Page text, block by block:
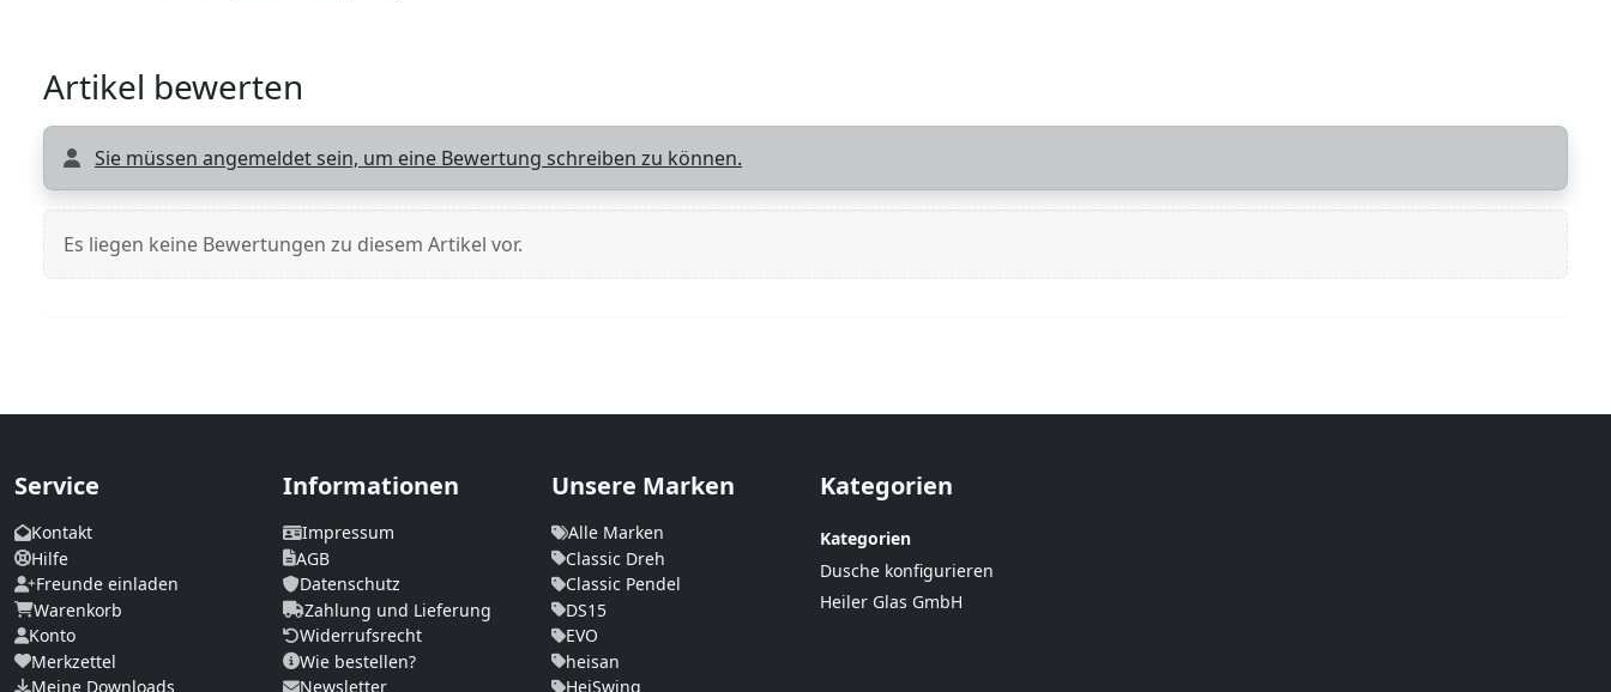
Artikel bewerten
Sie müssen angemeldet sein, um eine Bewertung schreiben zu können.
Es liegen keine Bewertungen zu diesem Artikel vor.
Service
Kontakt
Hilfe
Freunde einladen
Warenkorb
Konto
Merkzettel
Meine Downloads
Informationen
Impressum
AGB
Datenschutz
Zahlung und Lieferung
Widerrufsrecht
Wie bestellen?
Newsletter
Unsere Marken
Alle Marken
Classic Dreh
Classic Pendel
DS15
EVO
heisan
HeiSwing
Kategorien
Kategorien
Dusche konfigurieren
Heiler Glas GmbH